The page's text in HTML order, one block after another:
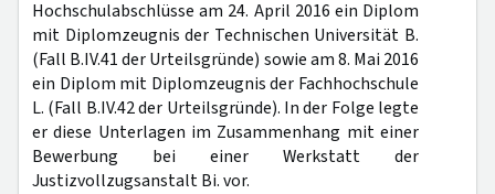
Hochschulabschlüsse am 24. April 2016 ein Diplom
mit Diplomzeugnis der Technischen Universität B.
(Fall B.IV.41 der Urteilsgründe) sowie am 8. Mai 2016
ein Diplom mit Diplomzeugnis der Fachhochschule
L. (Fall B.IV.42 der Urteilsgründe). In der Folge legte
er diese Unterlagen im Zusammenhang mit einer
Bewerbung bei einer Werkstatt der
Justizvollzugsanstalt Bi. vor.